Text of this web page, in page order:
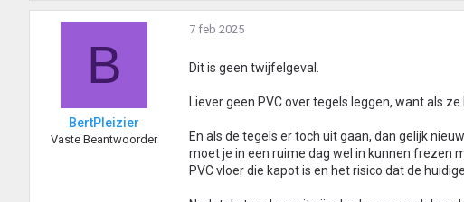
B
BertPleizier
Vaste Beantwoorder
7 feb 2025
Dit is geen twijfelgeval.
Liever geen PVC over tegels leggen, want als
En als de tegels er toch uit gaan, dan gelijk
moet je in een ruime dag wel in kunnen frezen
PVC vloer die kapot is en het risico dat de